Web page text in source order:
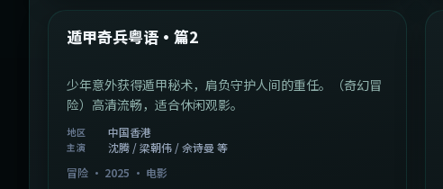
最新
遁甲奇兵粤语·篇2
少年意外获得遁甲秘术，肩负守护人间的重任。（奇幻冒
险）高清流畅，适合休闲观影。
地区 中国香港
主演
沈腾 / 梁朝伟 / 佘诗曼 等
冒险 · 2025 · 电影